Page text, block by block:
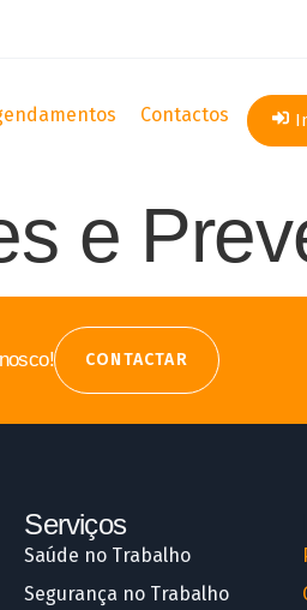
Contactos
e
CONTACTAR
Serviços
Saúde no Trabalho
Segurança no Trabalho